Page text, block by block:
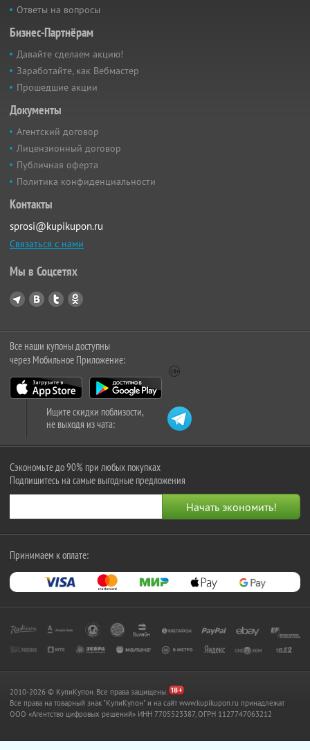
Ответы на вопросы
Бизнес-Партнёрам
Давайте сделаем акцию!
Заработайте, как Вебмастер
Прошедшие акции
Документы
Агентский договор
Лицензионный договор
Публичная оферта
Политика конфиденциальности
Контакты
sprosi@kupikupon.ru
Связаться с нами
Мы в Соцсетях
Все наши купоны доступны
через Мобильное Приложение:
Ищите скидки поблизости,
не выходя из чата:
Сэкономьте до 90% при любых покупках
Подпишитесь на самые выгодные предложения
Принимаем к оплате:
2010-2026 © КупиКупон. Все права защищены.
Все права на товарный знак "КупиКупон" и на сайт www.kupikupon.ru принадлежат
OOO «Агентство цифровых решений» ИНН 7705523387, ОГРН 1127747063212